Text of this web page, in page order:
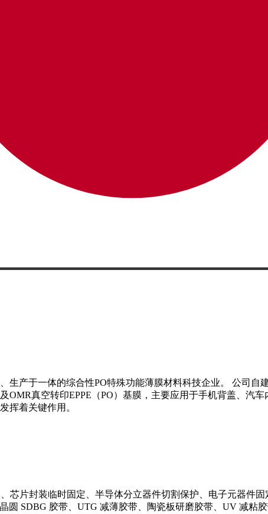
生产于一体的综合性PO特殊功能薄膜材料科技企业。 公司自
OMR真空转印EPPE（PO）基膜，主要应用于手机背盖、汽
挥着关键作用。
芯片封装临时固定、半导体分立器件切割保护、电子元器件
SDBG 胶带、UTG 减薄胶带、陶瓷板研磨胶带、UV 减粘